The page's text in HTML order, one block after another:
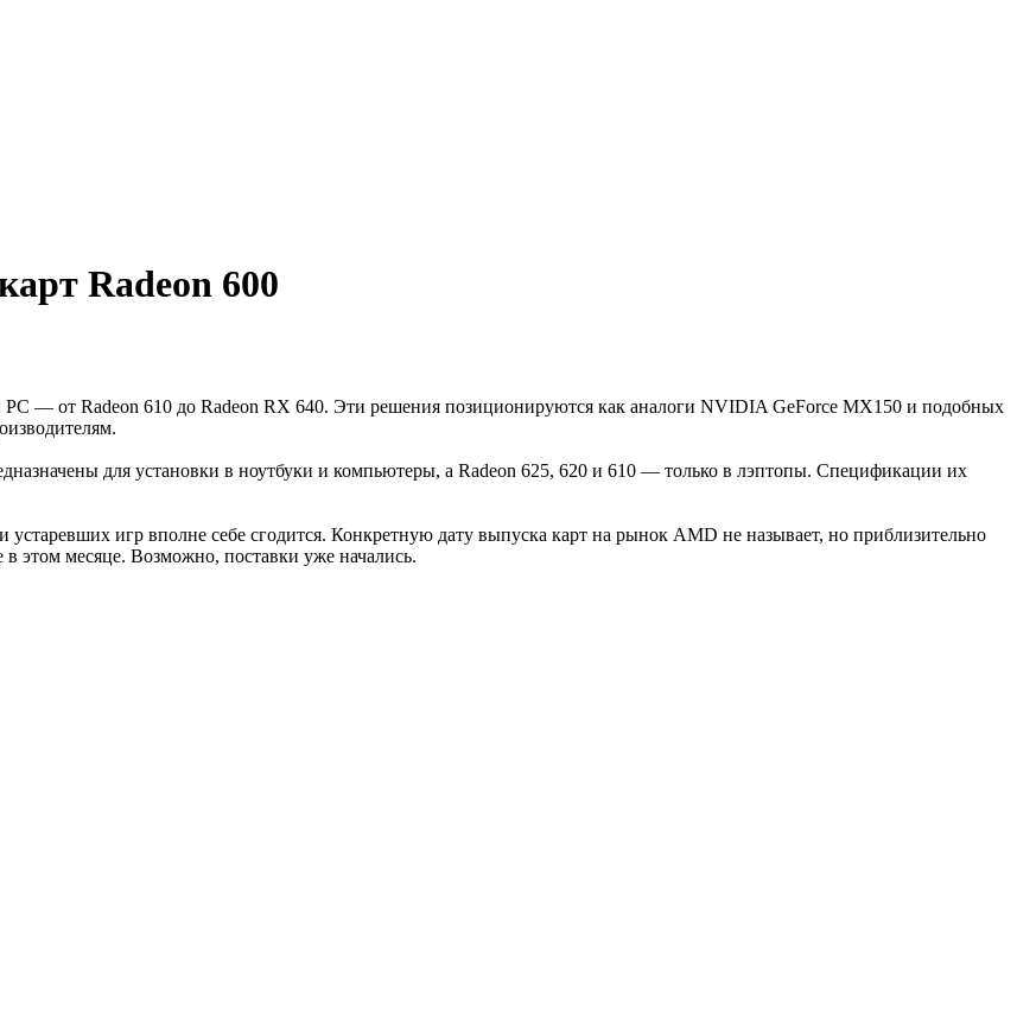
Radeon 600
— от Radeon 610 до Radeon RX 640. Эти решения позиционируются как аналоги NVIDIA GeForce MX150 и подобных
для установки в ноутбуки и компьютеры, а Radeon 625, 620 и 610 — только в лэптопы. Спецификации их
игр вполне себе сгодится. Конкретную дату выпуска карт на рынок AMD не называет, но приблизительно
в этом месяце. Возможно, поставки уже начались.